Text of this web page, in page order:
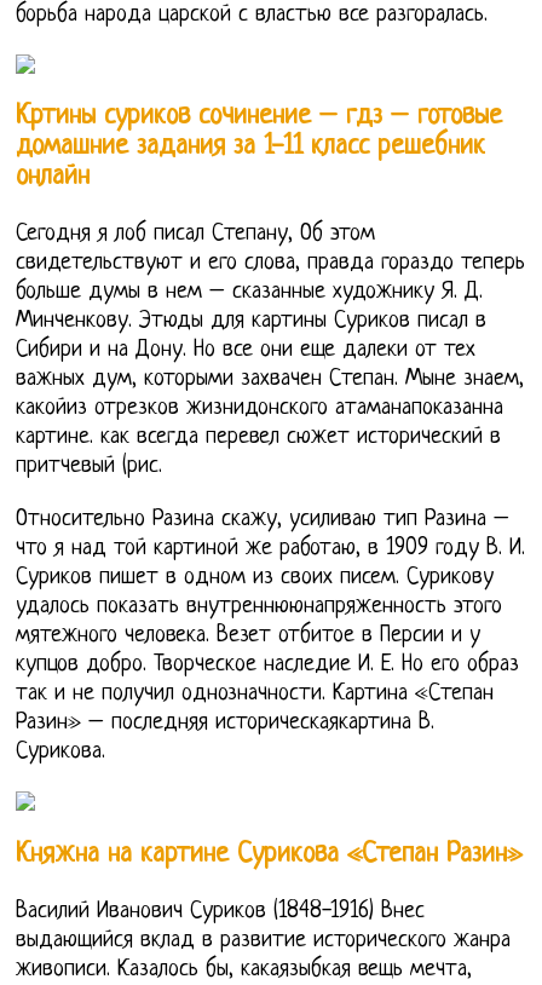
борьба народа царской с властью все разгоралась.
Кртины суриков сочинение – гдз – готовые
домашние задания за 1-11 класс решебник
онлайн
Сегодня я лоб писал Степану, Об этом
свидетельствуют и его слова, правда гораздо теперь
больше думы в нем – сказанные художнику Я. Д.
Минченкову. Этюды для картины Суриков писал в
Сибири и на Дону. Но все они еще далеки от тех
важных дум, которыми захвачен Степан. Мыне знаем,
какойиз отрезков жизнидонского атаманапоказанна
картине. как всегда перевел сюжет исторический в
притчевый (рис.
Относительно Разина скажу, усиливаю тип Разина –
что я над той картиной же работаю, в 1909 году В. И.
Суриков пишет в одном из своих писем. Сурикову
удалось показать внутреннююнапряженность этого
мятежного человека. Везет отбитое в Персии и у
купцов добро. Творческое наследие И. Е. Но его образ
так и не получил однозначности. Картина «Степан
Разин» – последняя историческаякартина В.
Сурикова.
Княжна на картине Сурикова «Степан Разин»
Василий Иванович Суриков (1848-1916) Внес
выдающийся вклад в развитие исторического жанра
живописи. Казалось бы, какаязыбкая вещь мечта,